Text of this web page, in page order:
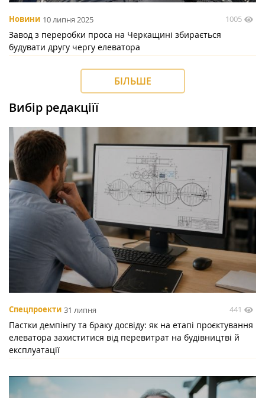
Новини 10 липня 2025 1005
Завод з переробки проса на Черкащині збирається
будувати другу чергу елеватора
БІЛЬШЕ
Вибір редакціїї
Спецпроекти 31 липня 441
Пастки демпінгу та браку досвіду: як на етапі проєктування
елеватора захиститися від перевитрат на будівництві й
експлуатації